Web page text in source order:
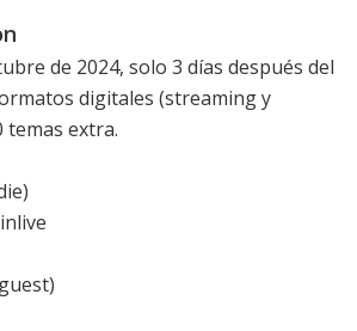
de 2024, solo 3 días después del
digitales (streaming y
temas extra.